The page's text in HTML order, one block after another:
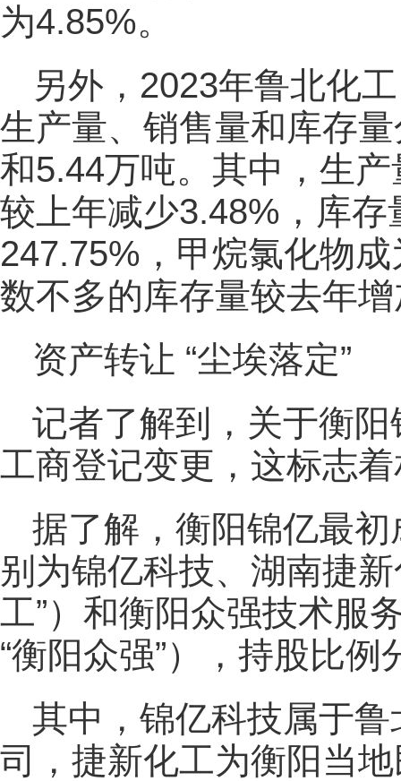
为4.85%。
另外，2023年鲁北化
生产量、销售量和库存
和5.44万吨。其中，生
较上年减少3.48%，库
247.75%，甲烷氯化物
数不多的库存量较去年
资产转让 “尘埃落定”
记者了解到，关于衡
工商登记变更，这标志
据了解，衡阳锦亿最
别为锦亿科技、湖南捷
工”）和衡阳众强技术服
“衡阳众强”），持股比
其中，锦亿科技属于
司，捷新化工为衡阳当